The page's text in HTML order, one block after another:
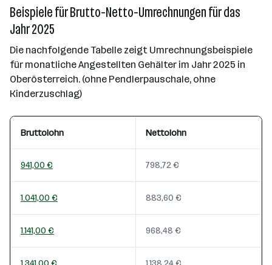
Beispiele für Brutto-Netto-Umrechnungen für das
Jahr 2025
Die nachfolgende Tabelle zeigt Umrechnungsbeispiele
für monatliche Angestellten Gehälter im Jahr 2025 in
Oberösterreich. (ohne Pendlerpauschale, ohne
Kinderzuschlag)
Bruttolohn Nettolohn
941,00 € 798,72 €
1.041,00 € 883,60 €
1.141,00 € 968,48 €